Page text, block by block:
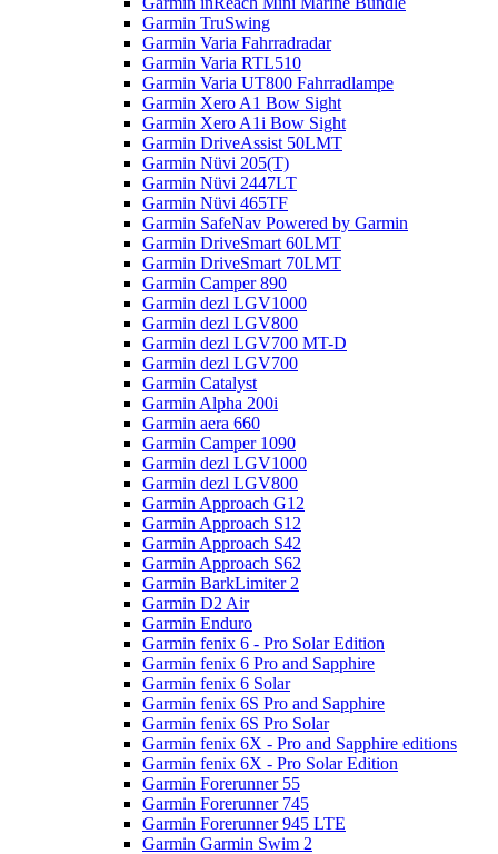
Garmin TruSwing
Garmin Varia Fahrradradar
Garmin Varia RTL510
Garmin Varia UT800 Fahrradlampe
Garmin Xero A1 Bow Sight
Garmin Xero A1i Bow Sight
Garmin DriveAssist 50LMT
Garmin Nüvi 205(T)
Garmin Nüvi 2447LT
Garmin Nüvi 465TF
Garmin SafeNav Powered by Garmin
Garmin DriveSmart 60LMT
Garmin DriveSmart 70LMT
Garmin Camper 890
Garmin dezl LGV1000
Garmin dezl LGV800
Garmin dezl LGV700 MT-D
Garmin dezl LGV700
Garmin Catalyst
Garmin Alpha 200i
Garmin aera 660
Garmin Camper 1090
Garmin dezl LGV1000
Garmin dezl LGV800
Garmin Approach G12
Garmin Approach S12
Garmin Approach S42
Garmin Approach S62
Garmin BarkLimiter 2
Garmin D2 Air
Garmin Enduro
Garmin fenix 6 - Pro Solar Edition
Garmin fenix 6 Pro and Sapphire
Garmin fenix 6 Solar
Garmin fenix 6S Pro and Sapphire
Garmin fenix 6S Pro Solar
Garmin fenix 6X - Pro and Sapphire editions
Garmin fenix 6X - Pro Solar Edition
Garmin Forerunner 55
Garmin Forerunner 745
Garmin Forerunner 945 LTE
Garmin Garmin Swim 2